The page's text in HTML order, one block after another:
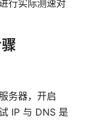
行实际测速对
务器，开启
IP 与 DNS 是